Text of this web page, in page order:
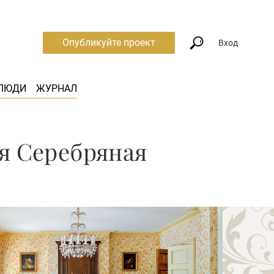
ЖУРНАЛ
Опубликуйте проект Вход
Серебряная